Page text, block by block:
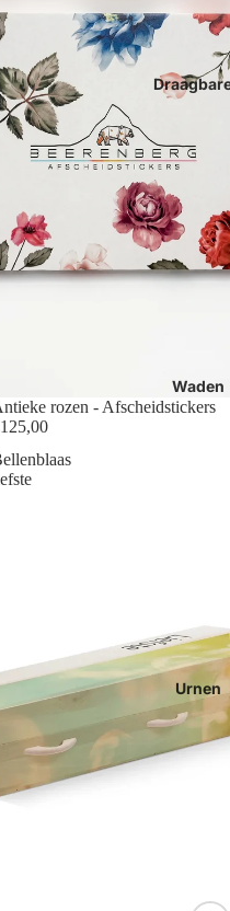
Waden
Urnen
rozen - Afscheidstickers